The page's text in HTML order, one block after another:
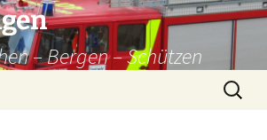
– Bergen – Schützen
Suchen
nach: